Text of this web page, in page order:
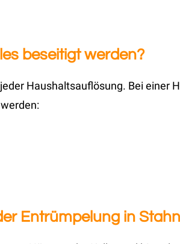
beseitigt werden?
Haushaltsauflösung. Bei einer
Entrümpelung in